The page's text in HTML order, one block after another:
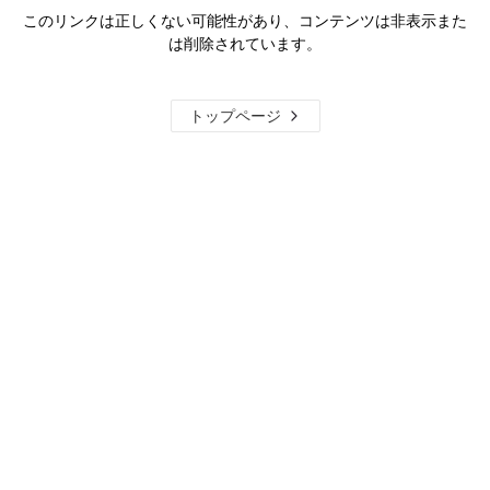
このリンクは正しくない可能性があり、コンテンツは非表示また
は削除されています。
トップページ